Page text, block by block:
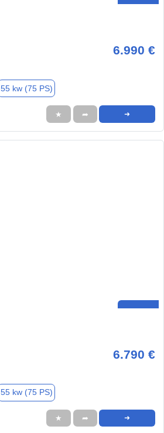
6.990 €
55 kw (75 PS)
★ ➦ ➜
6.790 €
55 kw (75 PS)
★ ➦ ➜